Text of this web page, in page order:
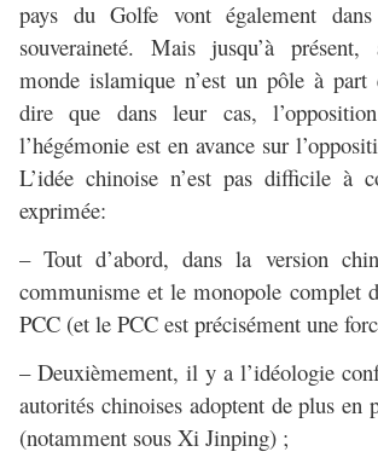
pays du Golfe vont également
souveraineté. Mais jusqu’à
monde islamique n’est un pôle à part
dire que dans leur cas,
l’hégémonie est en avance sur
L’idée chinoise n’est pas difficile à
exprimée:
– Tout d’abord, dans la version
communisme et le monopole complet
PCC (et le PCC est précisément une
– Deuxièmement, il y a l’idéologie
autorités chinoises adoptent de plus en
(notamment sous Xi Jinping) ;